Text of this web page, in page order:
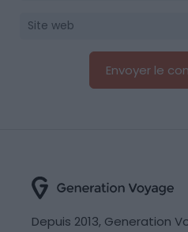
Depuis 2013, Generation